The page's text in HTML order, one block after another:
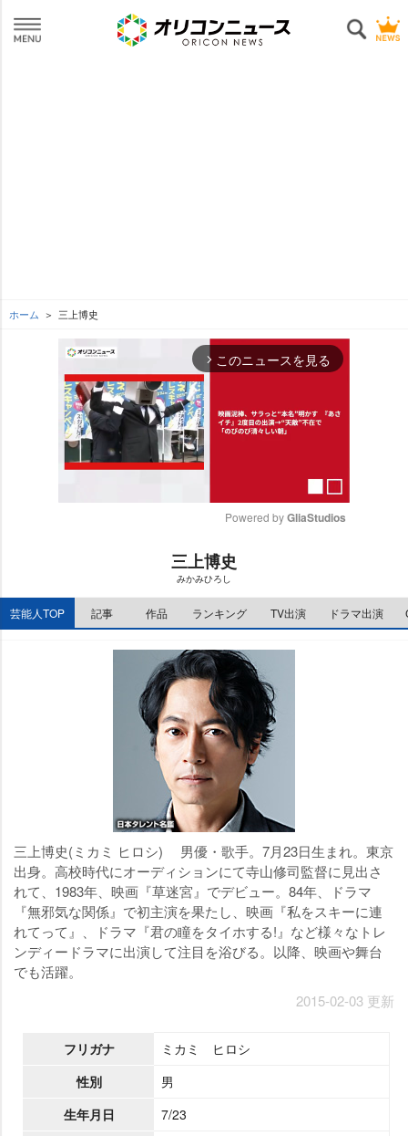
ホーム 三上博史
arrow_forward_ios このニュースを見る
e
Powered by GliaStudios
三上博史
みかみひろし
芸能人TOP 記事 作品 ランキング TV出演 ドラマ出演
三上博史(ミカミ ヒロシ) 男優・歌手。7月23日生まれ。東京
出身。高校時代にオーディションにて寺山修司監督に見出さ
れて、1983年、映画『草迷宮』でデビュー。84年、ドラマ
『無邪気な関係』で初主演を果たし、映画『私をスキーに連
れてって』、ドラマ『君の瞳をタイホする!』など様々なトレ
ンディードラマに出演して注目を浴びる。以降、映画や舞台
でも活躍。
2015-02-03 更新
フリガナ
ミカミ ヒロシ
性別
男
生年月日
7/23